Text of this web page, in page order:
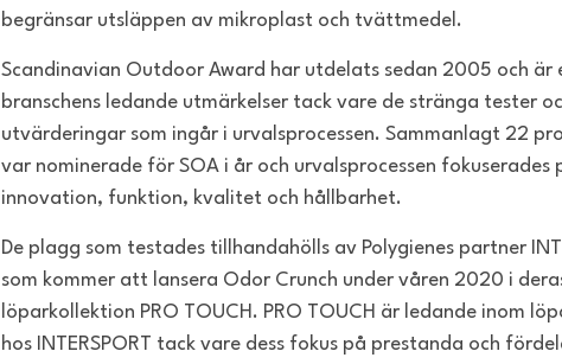
begränsar utsläppen av mikroplast och tvättmedel.
Scandinavian Outdoor Award har utdelats sedan 2005 och är
branschens ledande utmärkelser tack vare de stränga tester
utvärderingar som ingår i urvalsprocessen. Sammanlagt 22
var nominerade för SOA i år och urvalsprocessen fokuserades
innovation, funktion, kvalitet och hållbarhet.
De plagg som testades tillhandahölls av Polygienes partner
som kommer att lansera Odor Crunch under våren 2020 i
löparkollektion PRO TOUCH. PRO TOUCH är ledande inom
hos INTERSPORT tack vare dess fokus på prestanda och